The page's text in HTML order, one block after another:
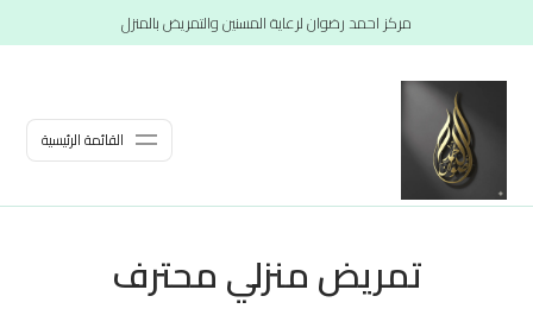
مركز احمد رضوان لرعاية المسنين والتمريض بالمنزل
القائمة الرئيسية
تمريض منزلي محترف